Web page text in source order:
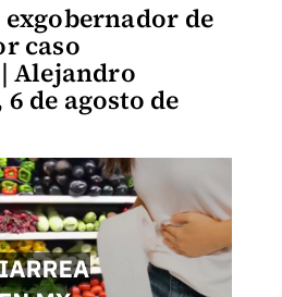
de
caso
Alejandro
de agosto de